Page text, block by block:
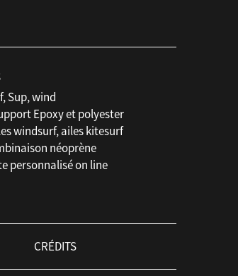
Sup, wind
Epoxy et polyester
windsurf, ailes kitesurf
néoprène
personnalisé on line
CRÉDITS